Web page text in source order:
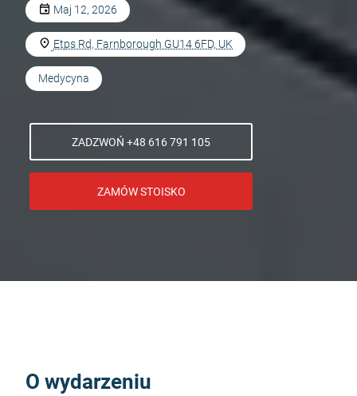
Maj 12, 2026
Etps Rd, Farnborough GU14 6FD, UK
Medycyna
ZADZWOŃ +48 616 791 105
ZAMÓW STOISKO
O wydarzeniu